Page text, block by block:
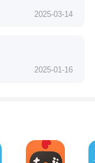
2025-03-14
2025-01-16